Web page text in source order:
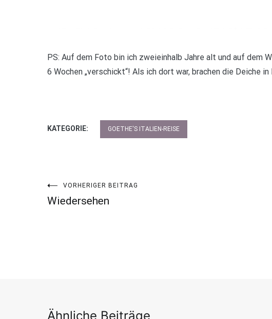
PS: Auf dem Foto bin ich zweieinhalb Jahre alt und auf dem
6 Wochen „verschickt“! Als ich dort war, brachen die Deiche
KATEGORIE: GOETHE'S ITALIEN-REISE
Beitragsnavigation
VORHERIGER BEITRAG
Wiedersehen
Ähnliche Beiträge